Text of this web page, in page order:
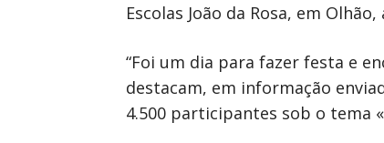
Escolas João da Rosa, em
“Foi um dia para fazer festa e
destacam, em informação
4.500 participantes sob o tema